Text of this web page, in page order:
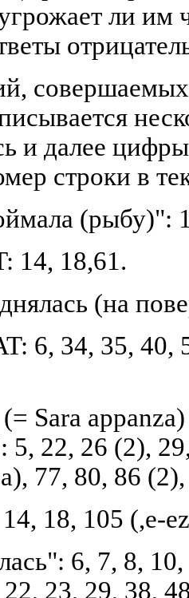
ли им
и далее
строки в
(рыбу)":
14, 18,61.
(на
6, 34, 35, 40,
Sara
5, 22, 26 (2),
77, 80, 86
18, 105 (,e-
6, 7, 8,
23, 29, 38,